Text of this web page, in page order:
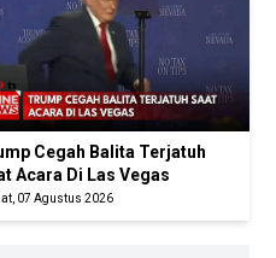
Cegah Balita Terjatuh
Acara Di Las Vegas
07 Agustus 2026